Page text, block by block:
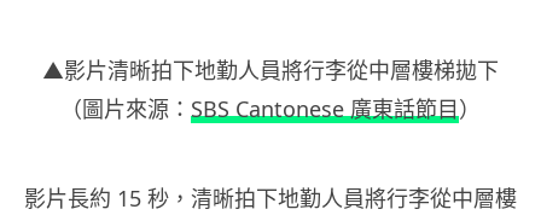
▲影片清晰拍下地勤人員將行李從中層樓梯拋下
（圖片來源： SBS Cantonese 廣東話節目）
影片長約 15 秒，清晰拍下地勤人員將行李從中層樓